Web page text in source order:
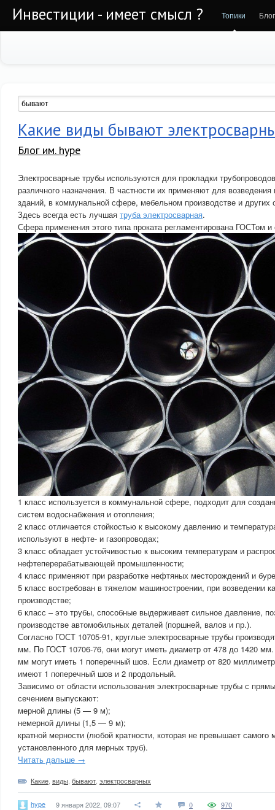
Инвестиции - имеет смысл ? Топики
Какие виды бывают
Блог им. hype
Электросварные трубы используются для прокладки
различного назначения. В частности их применяют для
зданий, в коммунальной сфере, мебельном производстве и других
Здесь всегда есть лучшая труба электросварная.
Сфера применения этого типа проката регламентирована ГОСТом
1 класс используется в коммунальной сфере, подходит для
систем водоснабжения и отопления;
2 класс отличается стойкостью к высокому давлению и
используют в нефте- и газопроводах;
3 класс обладает устойчивостью к высоким температурам и
нефтеперерабатывающей промышленности;
4 класс применяют при разработке нефтяных месторождений и
5 класс востребован в тяжелом машиностроении, при возведении
производстве;
6 класс – это трубы, способные выдерживает сильное давление,
производстве автомобильных деталей (поршней, валов и пр.).
Согласно ГОСТ 10705-91, круглые электросварные трубы
мм. По ГОСТ 10706-76, они могут иметь диаметр от 478 до 1420
мм могут иметь 1 поперечный шов. Если диаметр от 820
имеют 1 поперечный шов и 2 продольный.
Зависимо от области использования электросварные трубы с
сечением выпускают:
мерной длины (5 — 9 м);
немерной длины (1,5 — 9 м);
кратной мерности (любой кратности, которая не превышает самого
установленного для мерных труб).
Читать дальше →
Какие виды бывают электросварных
hype 9 января 2022, 09:07 0 970